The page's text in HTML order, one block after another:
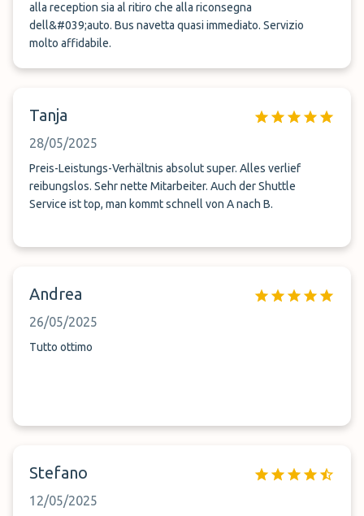
alla reception sia al ritiro che alla riconsegna
dell&#039;auto. Bus navetta quasi immediato. Servizio
molto affidabile.
Tanja
28/05/2025
Preis-Leistungs-Verhältnis absolut super. Alles verlief
reibungslos. Sehr nette Mitarbeiter. Auch der Shuttle
Service ist top, man kommt schnell von A nach B.
Andrea
26/05/2025
Tutto ottimo
Stefano
12/05/2025